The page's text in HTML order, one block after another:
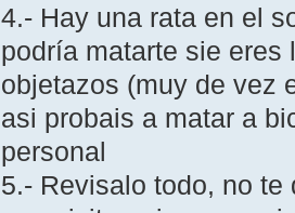
4.- Hay una rata en el
podría matarte sie eres
objetazos (muy de vez
asi probais a matar a
personal
5.- Revisalo todo, no